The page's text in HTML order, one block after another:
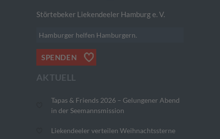
Störtebeker Liekendeeler Hamburg e. V.
Hamburger helfen Hamburgern.
SPENDEN
AKTUELL
Tapas & Friends 2026 – Gelungener Abend
in der Seemannsmission
Liekendeeler verteilen Weihnachtssterne